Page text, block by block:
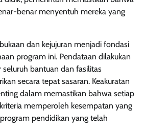
benar menyentuh mereka yang
dan kejujuran menjadi fondasi
program ini. Pendataan dilakukan
seluruh bantuan dan fasilitas
secara tepat sasaran. Keakuratan
dalam memastikan bahwa setiap
memperoleh kesempatan yang
pendidikan yang telah